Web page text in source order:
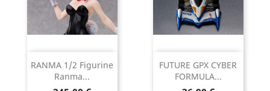
RANMA 1/2 Figurine
Ranma...
FUTURE GPX CYBER
FORMULA...